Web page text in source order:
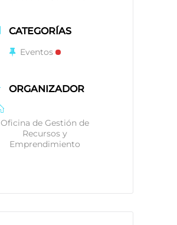
CATEGORÍAS
Eventos
ORGANIZADOR
Oficina de Gestión de
Recursos y
Emprendimiento